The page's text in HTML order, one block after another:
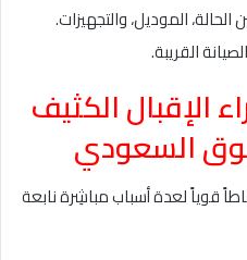
الموديل، والتجهيزات.
القريبة.
الإقبال الكثيف
السعودي
قوياً لعدة أسباب مباشِرة نابعة